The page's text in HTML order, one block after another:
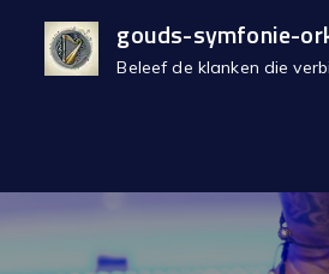
content
gouds-symfonie-
Beleef de klanken die